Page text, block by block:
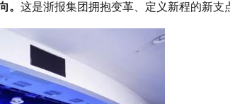
。 这是浙报集团拥抱变革、定义新程的新支